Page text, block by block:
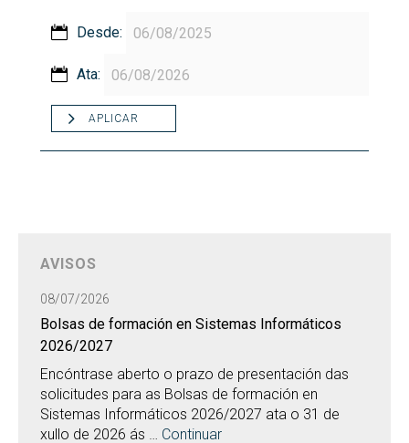
Desde:
Ata:
APLICAR
AVISOS
08/07/2026
Bolsas de formación en Sistemas Informáticos
2026/2027
Encóntrase aberto o prazo de presentación das
solicitudes para as Bolsas de formación en
Sistemas Informáticos 2026/2027 ata o 31 de
xullo de 2026 ás … Continuar